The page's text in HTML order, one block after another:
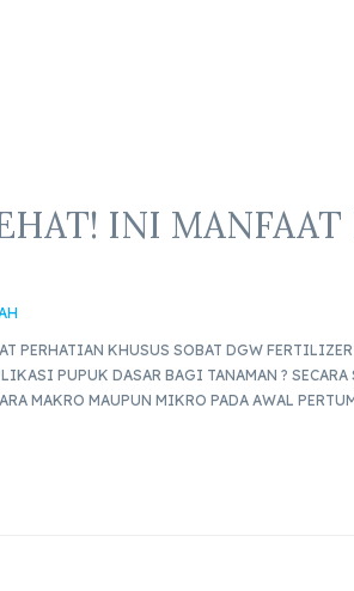
INI MANFAAT
PERHATIAN KHUSUS SOBAT DGW
PUPUK DASAR BAGI TANAMAN ?
MAKRO MAUPUN MIKRO PADA AWAL